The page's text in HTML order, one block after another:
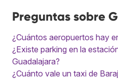
Preguntas sobre
¿Cuántos aeropuertos hay
¿Existe parking en la
Guadalajara?
¿Cuánto vale un taxi de